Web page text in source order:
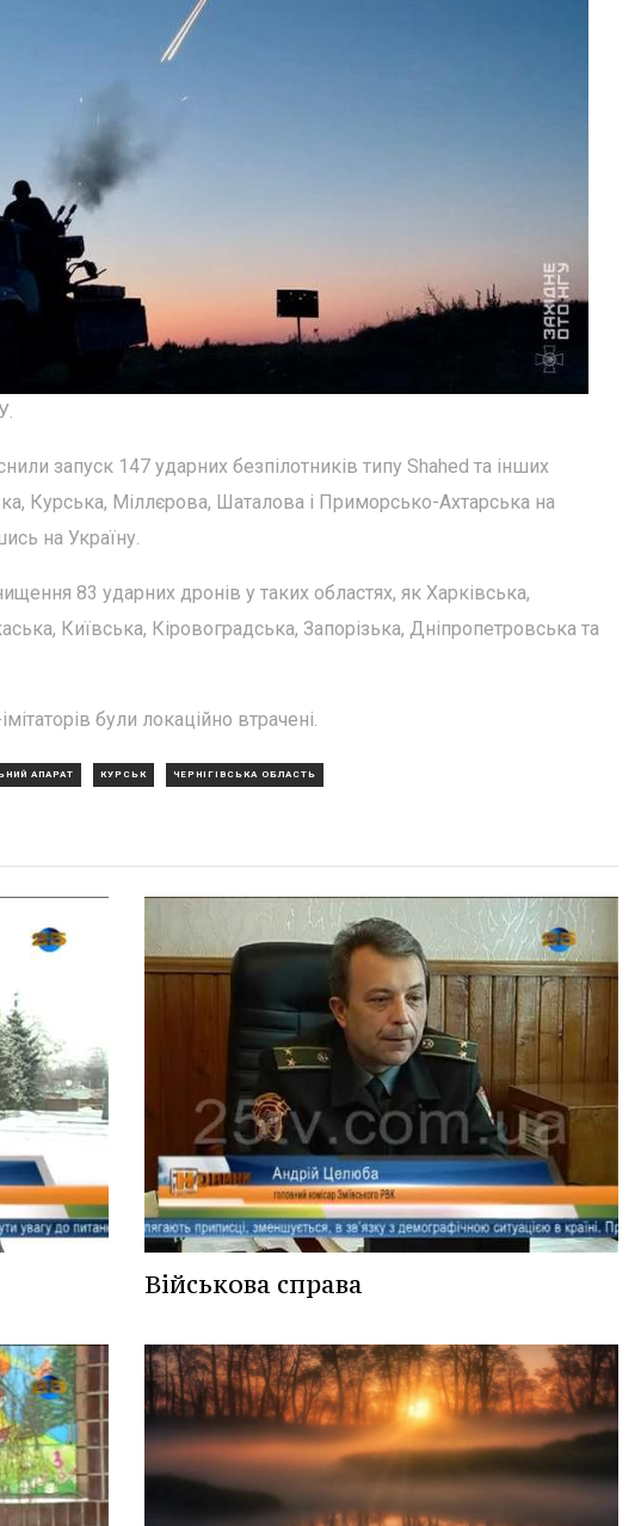
запуск 147 ударних безпілотників типу Shahed та інших
Курська, Міллєрова, Шаталова і Приморсько-Ахтарська на
на Україну.
83 ударних дронів у таких областях, як Харківська,
Київська, Кіровоградська, Запорізька, Дніпропетровська та
були локаційно втрачені.
АПАРАТ КУРСЬК ЧЕРНІГІВСЬКА ОБЛАСТЬ
Військова справа